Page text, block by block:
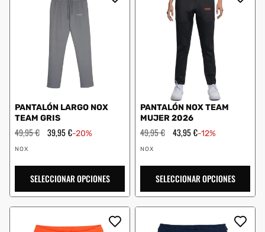
PANTALÓN LARGO NOX
TEAM GRIS
Precio
habitual
49,95 € Precio
39,95 €-20%
Proveedor:
NOX
SELECCIONAR OPCIONES
PANTALÓN NOX TEAM
MUJER 2026
Precio
habitual
49,95 € Precio
43,95 €-12%
Proveedor:
NOX
SELECCIONAR OPCIONES